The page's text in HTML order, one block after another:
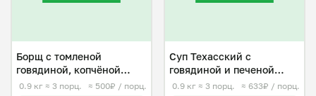
Борщ с томленой
говядиной, копчёной
сметаной
0.9 кг ≈ 3 порц. ≈ 500₽ / порц.
Суп Техасский с
говядиной и печеной
кукурузой
0.9 кг ≈ 3 порц. ≈ 633₽ / порц.